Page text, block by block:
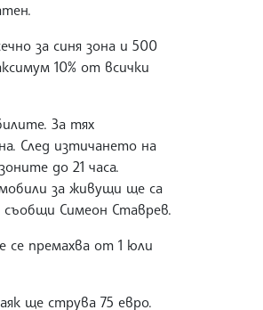
за синя зона и 500
10% от всички
За тях
След изтичането на
до 21 часа.
за живущи ще са
съобщи Симеон Ставрев.
се премахва от 1 юли
ще струва 75 евро.